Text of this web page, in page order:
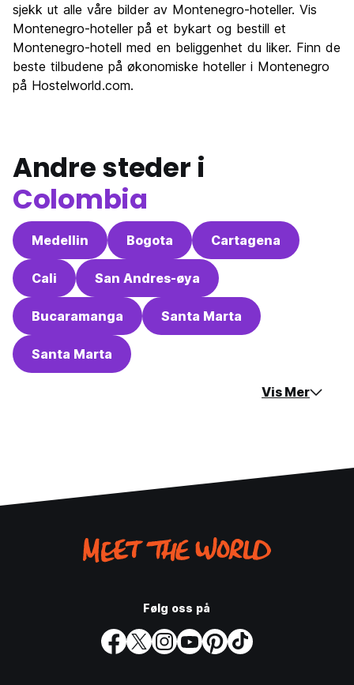
sjekk ut alle våre bilder av Montenegro-hoteller. Vis
Montenegro-hoteller på et bykart og bestill et
Montenegro-hotell med en beliggenhet du liker. Finn de
beste tilbudene på økonomiske hoteller i Montenegro
på Hostelworld.com.
Andre steder i
Colombia
Medellin Bogota Cartagena
Cali San Andres-øya
Bucaramanga Santa Marta
Santa Marta
Vis Mer
Følg oss på